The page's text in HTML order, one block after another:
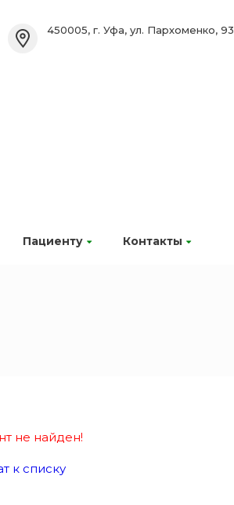
Пациенту Контакты
450005, г. Уфа, ул. Пархоменко, 93
не найден!
к списку